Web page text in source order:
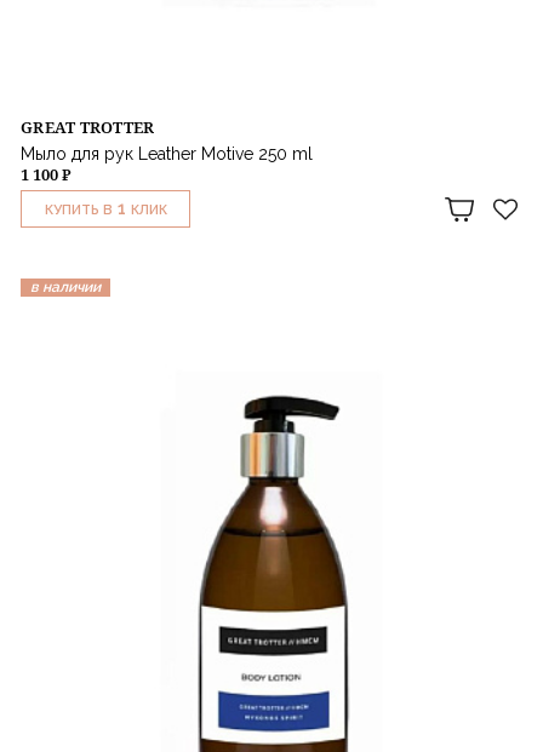
GREAT TROTTER
Мыло для рук Leather Motive 250 ml
1 100 ₽
КУПИТЬ В 1 КЛИК
в наличии